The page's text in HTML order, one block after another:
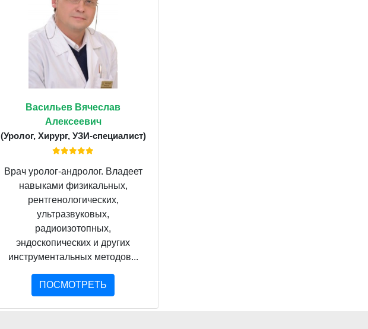
Васильев Вячеслав
Алексеевич
(Уролог, Хирург, УЗИ-специалист)
Врач уролог-андролог. Владеет
навыками физикальных,
рентгенологических,
ультразвуковых,
радиоизотопных,
эндоскопических и других
инструментальных методов...
ПОСМОТРЕТЬ